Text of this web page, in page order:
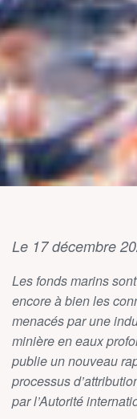
Le 17 décembre
Les fonds marins
encore à bien les
menacés par une
minière en eaux
publie un nouveau
processus
par l’Autorité